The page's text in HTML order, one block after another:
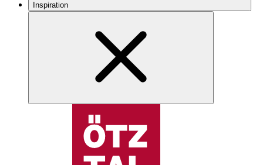
Inspiration